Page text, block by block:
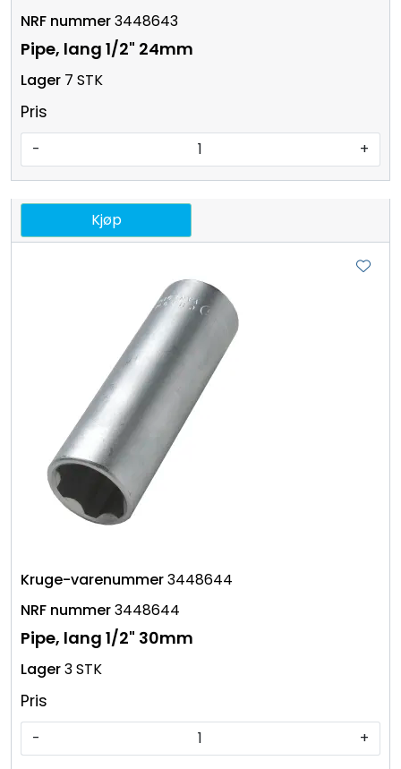
3448643
Pipe, lang 1/2" 24mm
7 STK
Pris
- +
Kjøp
3448644
3448644
Pipe, lang 1/2" 30mm
3 STK
Pris
- +